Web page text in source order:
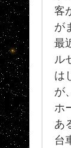
客
が
最
ル
は
が、
ホ
あ
台